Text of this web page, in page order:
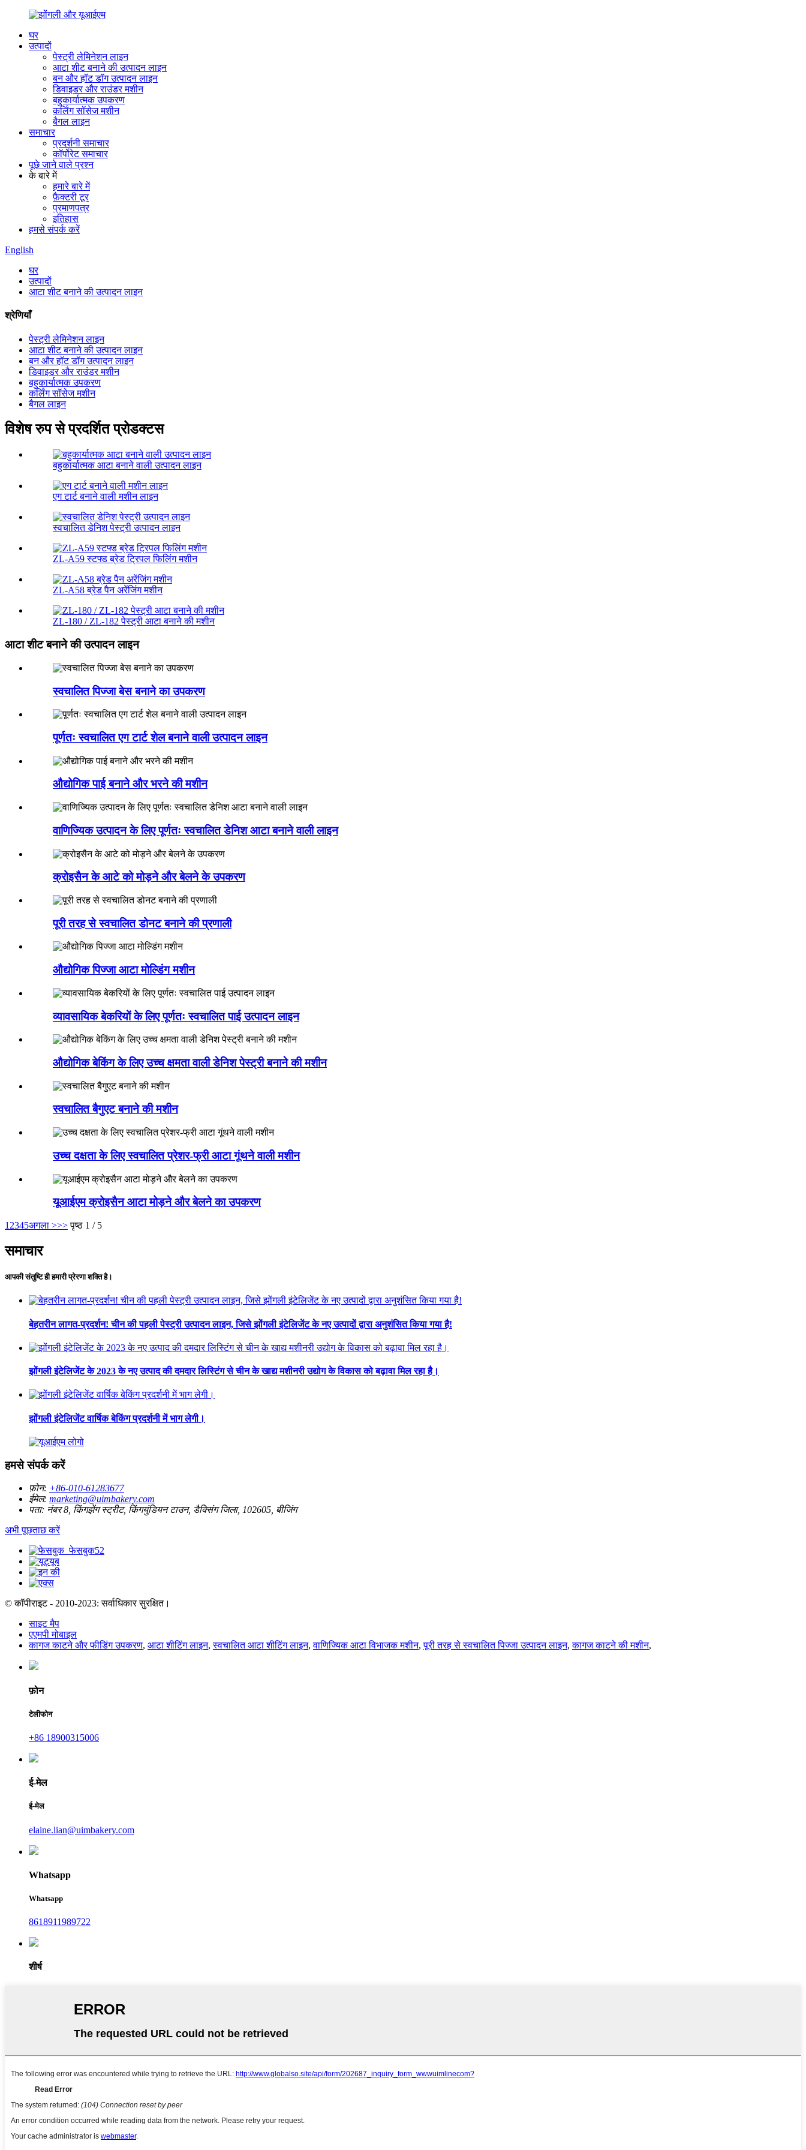
घर
उत्पादों
पेस्ट्री लेमिनेशन लाइन
आटा शीट बनाने की उत्पादन लाइन
बन और हॉट डॉग उत्पादन लाइन
डिवाइडर और राउंडर मशीन
बहुकार्यात्मक उपकरण
कर्लिंग सॉसेज मशीन
बैगल लाइन
समाचार
प्रदर्शनी समाचार
कॉर्पोरेट समाचार
पूछे जाने वाले प्रश्न
के बारे में
हमारे बारे में
फ़ैक्टरी टूर
प्रमाणपत्र
इतिहास
हमसे संपर्क करें
English
घर
उत्पादों
आटा शीट बनाने की उत्पादन लाइन
श्रेणियाँ
पेस्ट्री लेमिनेशन लाइन
आटा शीट बनाने की उत्पादन लाइन
बन और हॉट डॉग उत्पादन लाइन
डिवाइडर और राउंडर मशीन
बहुकार्यात्मक उपकरण
कर्लिंग सॉसेज मशीन
बैगल लाइन
विशेष रुप से प्रदर्शित प्रोडक्टस
बहुकार्यात्मक आटा बनाने वाली उत्पादन लाइन
एग टार्ट बनाने वाली मशीन लाइन
स्वचालित डेनिश पेस्ट्री उत्पादन लाइन
ZL-A59 स्टफ्ड ब्रेड ट्रिपल फिलिंग मशीन
ZL-A58 ब्रेड पैन अरेंजिंग मशीन
ZL-180 / ZL-182 पेस्ट्री आटा बनाने की मशीन
आटा शीट बनाने की उत्पादन लाइन
स्वचालित पिज्जा बेस बनाने का उपकरण
पूर्णतः स्वचालित एग टार्ट शेल बनाने वाली उत्पादन लाइन
औद्योगिक पाई बनाने और भरने की मशीन
वाणिज्यिक उत्पादन के लिए पूर्णतः स्वचालित डेनिश आटा बनाने वाली लाइन
क्रोइसैन के आटे को मोड़ने और बेलने के उपकरण
पूरी तरह से स्वचालित डोनट बनाने की प्रणाली
औद्योगिक पिज्जा आटा मोल्डिंग मशीन
व्यावसायिक बेकरियों के लिए पूर्णतः स्वचालित पाई उत्पादन लाइन
औद्योगिक बेकिंग के लिए उच्च क्षमता वाली डेनिश पेस्ट्री बनाने की मशीन
स्वचालित बैगुएट बनाने की मशीन
उच्च दक्षता के लिए स्वचालित प्रेशर-फ्री आटा गूंथने वाली मशीन
यूआईएम क्रोइसैन आटा मोड़ने और बेलने का उपकरण
1 2345अगला >>> पृष्ठ 1 / 5
समाचार
आपकी संतुष्टि ही हमारी प्रेरणा शक्ति है।
बेहतरीन लागत-प्रदर्शन! चीन की पहली पेस्ट्री उत्पादन लाइन, जिसे झोंगली इंटेलिजेंट के नए उत्पादों द्वारा अनुशंसित किया गया है!
झोंगली इंटेलिजेंट के 2023 के नए उत्पाद की दमदार लिस्टिंग से चीन के खाद्य मशीनरी उद्योग के विकास को बढ़ावा मिल रहा है।
झोंगली इंटेलिजेंट वार्षिक बेकिंग प्रदर्शनी में भाग लेगी।
हमसे संपर्क करें
फ़ोन: +86-010-61283677
ईमेल: marketing@uimbakery.com
पता: नंबर 8, किंगझेंग स्ट्रीट, किंगयुंडियन टाउन, डैक्सिंग जिला, 102605, बीजिंग
अभी पूछताछ करें
© कॉपीराइट - 2010-2023: सर्वाधिकार सुरक्षित।
साइट मैप
एएमपी मोबाइल
कागज काटने और फीडिंग उपकरण, आटा शीटिंग लाइन,स्वचालित आटा शीटिंग लाइन,वाणिज्यिक आटा विभाजक मशीन,पूरी तरह से स्वचालित पिज्जा उत्पादन लाइन,कागज काटने की मशीन,
फ़ोन
टेलीफोन
+86 18900315006
ई-मेल
ई-मेल
elaine.lian@uimbakery.com
Whatsapp
Whatsapp
8618911989722
शीर्ष